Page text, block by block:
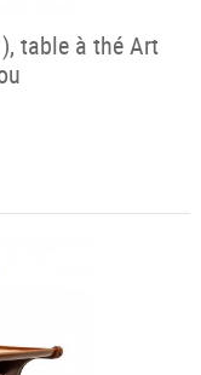
table à thé Art